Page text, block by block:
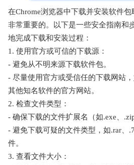
在Chrome浏览器中下载并安装软件
非常重要的。以下是一些安全指南和
地完成下载和安装过程：
1. 使用官方或可信的下载源：
- 避免从不明来源下载软件包。
- 尽量使用官方或受信任的下载网站
其他知名软件的官方网站。
2. 检查文件类型：
- 确保下载的文件扩展名（如.exe、
- 避免下载可疑的文件类型，如.rar、
件。
3. 查看文件大小：